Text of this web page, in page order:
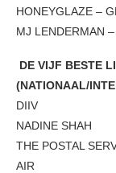
HONEYGLAZE –
MJ LENDERMAN
DE VIJF BESTE
(NATIONAAL/
DIIV
NADINE SHAH
THE POSTAL
AIR